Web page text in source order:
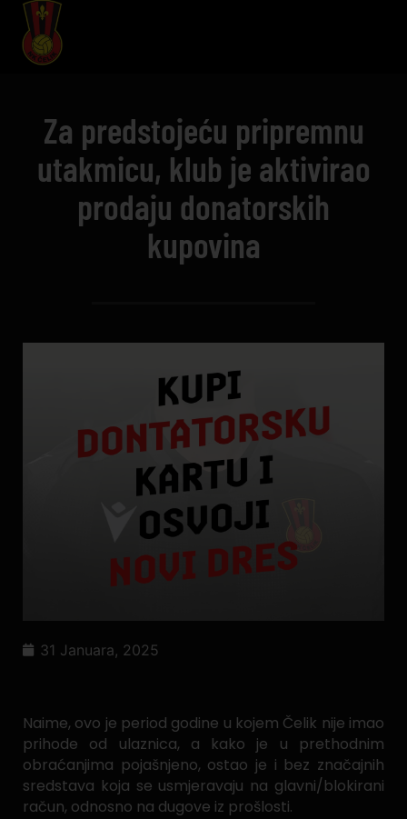
Za predstojeću pripremnu
utakmicu, klub je aktivirao
prodaju donatorskih
kupovina
31 Januara, 2025
Naime, ovo je period godine u kojem Čelik nije imao
prihode od ulaznica, a kako je u prethodnim
obraćanjima pojašnjeno, ostao je i bez značajnih
sredstava koja se usmjeravaju na glavni/blokirani
račun, odnosno na dugove iz prošlosti.